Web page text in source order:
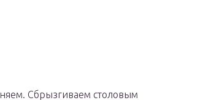
Сбрызгиваем столовым